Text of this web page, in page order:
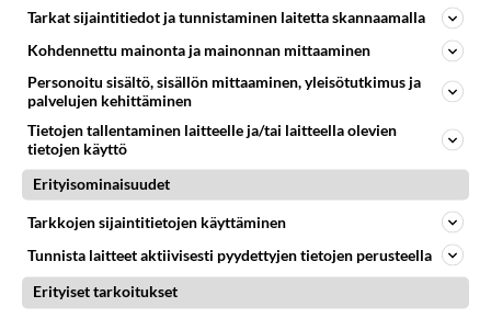
PARAS LEFFA IKINÄ
Tarkat sijaintitiedot ja tunnistaminen laitetta skannaamalla
Kohdennettu mainonta ja mainonnan mittaaminen
Personoitu sisältö, sisällön mittaaminen, yleisötutkimus ja
palvelujen kehittäminen
Tietojen tallentaminen laitteelle ja/tai laitteella olevien
tietojen käyttö
Erityisominaisuudet
Tarkkojen sijaintitietojen käyttäminen
Tunnista laitteet aktiivisesti pyydettyjen tietojen perusteella
Erityiset tarkoitukset